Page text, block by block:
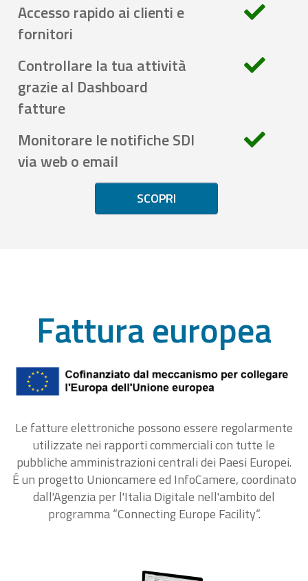
Accesso rapido ai clienti e
fornitori
Controllare la tua attività
grazie al Dashboard
fatture
Monitorare le notifiche SDI
via web o email
SCOPRI
Fattura europea
Le fatture elettroniche possono essere regolarmente
utilizzate nei rapporti commerciali con tutte le
pubbliche amministrazioni centrali dei Paesi Europei.
É un progetto Unioncamere ed InfoCamere, coordinato
dall'Agenzia per l'Italia Digitale nell'ambito del
programma “Connecting Europe Facility“.